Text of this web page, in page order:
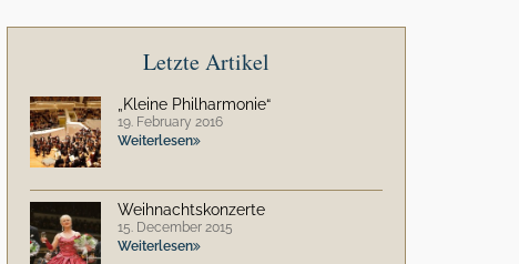
Letzte Artikel
„Kleine Philharmonie“
19. February 2016
Weiterlesen
Weihnachtskonzerte
15. December 2015
Weiterlesen